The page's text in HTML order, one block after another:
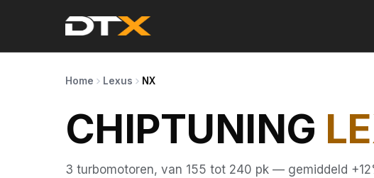
Home Lexus NX
CHIPTUNING
3 turbomotoren, van 155 tot 240 pk — gemiddeld